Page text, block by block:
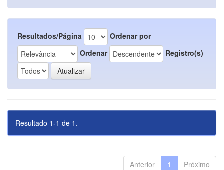
Resultados/Página
Ordenar por
Ordenar
Registro(s)
Resultado 1-1 de 1.
Anterior 1 Próximo